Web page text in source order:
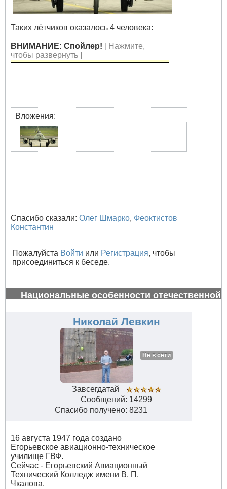
Таких лётчиков оказалось 4 человека:
ВНИМАНИЕ: Спойлер! [ Нажмите,
чтобы развернуть ]
Вложения:
Спасибо сказали: Олег Шмарко, Феоктистов
Константин
Пожалуйста Войти или Регистрация, чтобы
присоединиться к беседе.
Национальные особенности отечественной
Николай Левкин
Не в сети
Завсегдатай
Сообщений: 14299
Спасибо получено: 8231
16 августа 1947 года создано
Егорьевское авиационно-техническое
училище ГВФ.
Сейчас - Егорьевский Авиационный
Технический Колледж имени В. П.
Чкалова.